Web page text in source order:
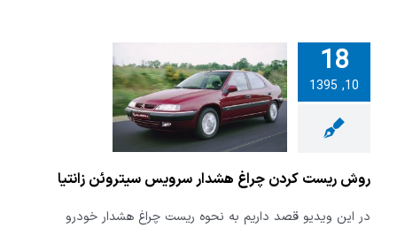
18
10, 1395
کردن
زانتیا
روش ریست کردن چراغ هشدار سرویس سیتروئن زانتیا
در این ویدیو قصد داریم به نحوه ریست چراغ هشدار خودرو